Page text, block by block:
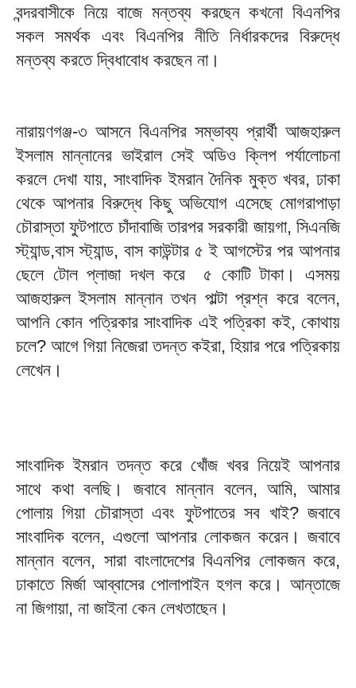
বন্দরবাসীকে নিয়ে বাজে মন্তব্য করছেন কখনো বিএনপির
সকল সমর্থক এবং বিএনপির নীতি নির্ধারকদের বিরুদ্ধে
মন্তব্য করতে দ্বিধাবোধ করছেন না।
নারায়ণগঞ্জ-৩ আসনে বিএনপির সম্ভাব্য প্রার্থী আজহারুল
ইসলাম মান্নানের ভাইরাল সেই অডিও ক্লিপ পর্যালোচনা
করলে দেখা যায়, সাংবাদিক ইমরান দৈনিক মুক্ত খবর, ঢাকা
থেকে আপনার বিরুদ্ধে কিছু অভিযোগ এসেছে মোগরাপাড়া
চৌরাস্তা ফুটপাতে চাঁদাবাজি তারপর সরকারী জায়গা, সিএনজি
স্ট্যান্ড,বাস স্ট্যান্ড, বাস কাউন্টার ৫ ই আগস্টের পর আপনার
ছেলে টোল প্লাজা দখল করে ৫ কোটি টাকা। এসময়
আজহারুল ইসলাম মান্নান তখন পাল্টা প্রশ্ন করে বলেন,
আপনি কোন পত্রিকার সাংবাদিক এই পত্রিকা কই, কোথায়
চলে? আগে গিয়া নিজেরা তদন্ত কইরা, হিয়ার পরে পত্রিকায়
লেখেন।
সাংবাদিক ইমরান তদন্ত করে খোঁজ খবর নিয়েই আপনার
সাথে কথা বলছি। জবাবে মান্নান বলেন, আমি, আমার
পোলায় গিয়া চৌরাস্তা এবং ফুটপাতের সব খাই? জবাবে
সাংবাদিক বলেন, এগুলো আপনার লোকজন করেন। জবাবে
মান্নান বলেন, সারা বাংলাদেশের বিএনপির লোকজন করে,
ঢাকাতে মির্জা আব্বাসের পোলাপাইন হগল করে। আন্তাজে
না জিগায়া, না জাইনা কেন লেখতাছেন।